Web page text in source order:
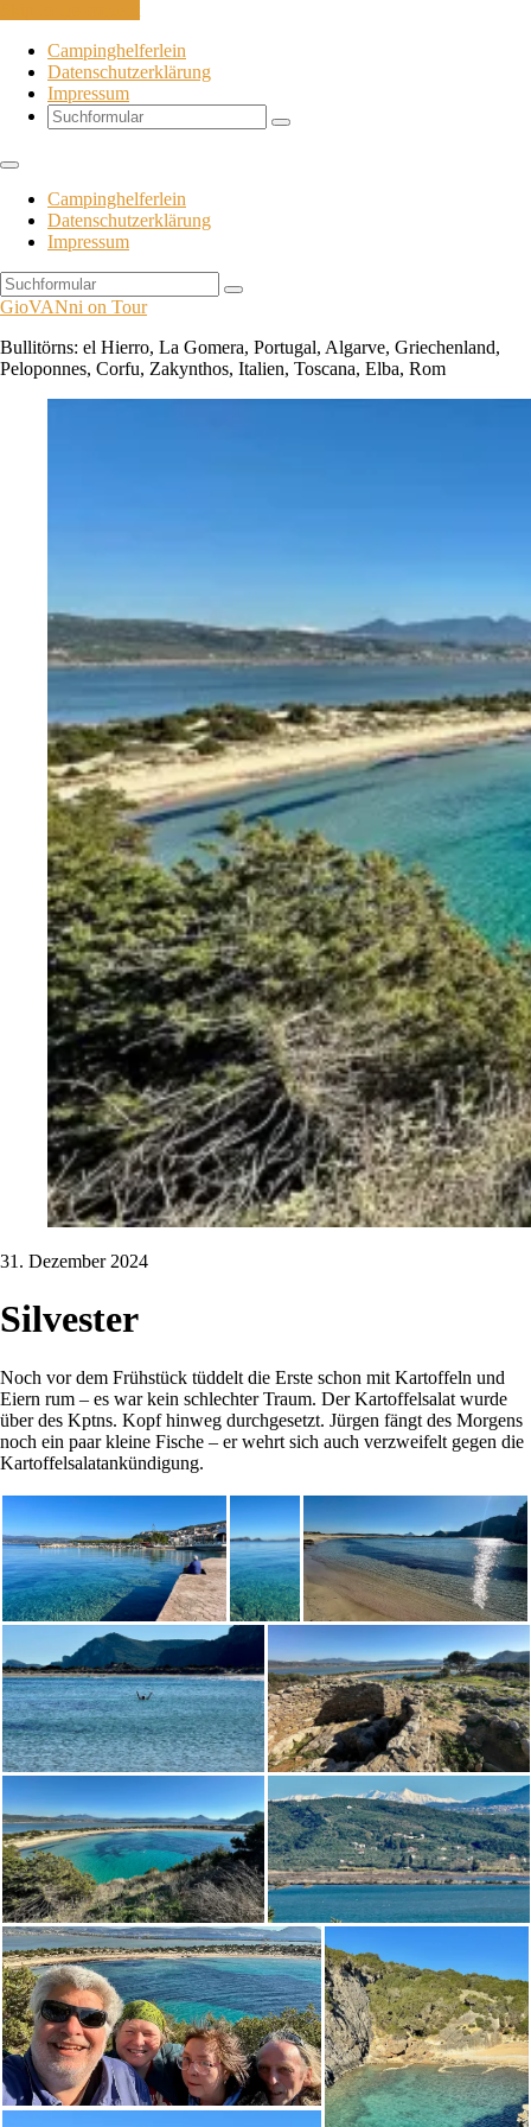
Campinghelferlein
Datenschutzerklärung
Impressum
Search
Campinghelferlein
Datenschutzerklärung
Impressum
Search
GioVANni on Tour
Bullitörns: el Hierro, La Gomera, Portugal, Algarve, Griechenland,
Peloponnes, Corfu, Zakynthos, Italien, Toscana, Elba, Rom
31. Dezember 2024
Silvester
Noch vor dem Frühstück tüddelt die Erste schon mit Kartoffeln und
Eiern rum – es war kein schlechter Traum. Der Kartoffelsalat wurde
über des Kptns. Kopf hinweg durchgesetzt. Jürgen fängt des Morgens
noch ein paar kleine Fische – er wehrt sich auch verzweifelt gegen die
Kartoffelsalatankündigung.